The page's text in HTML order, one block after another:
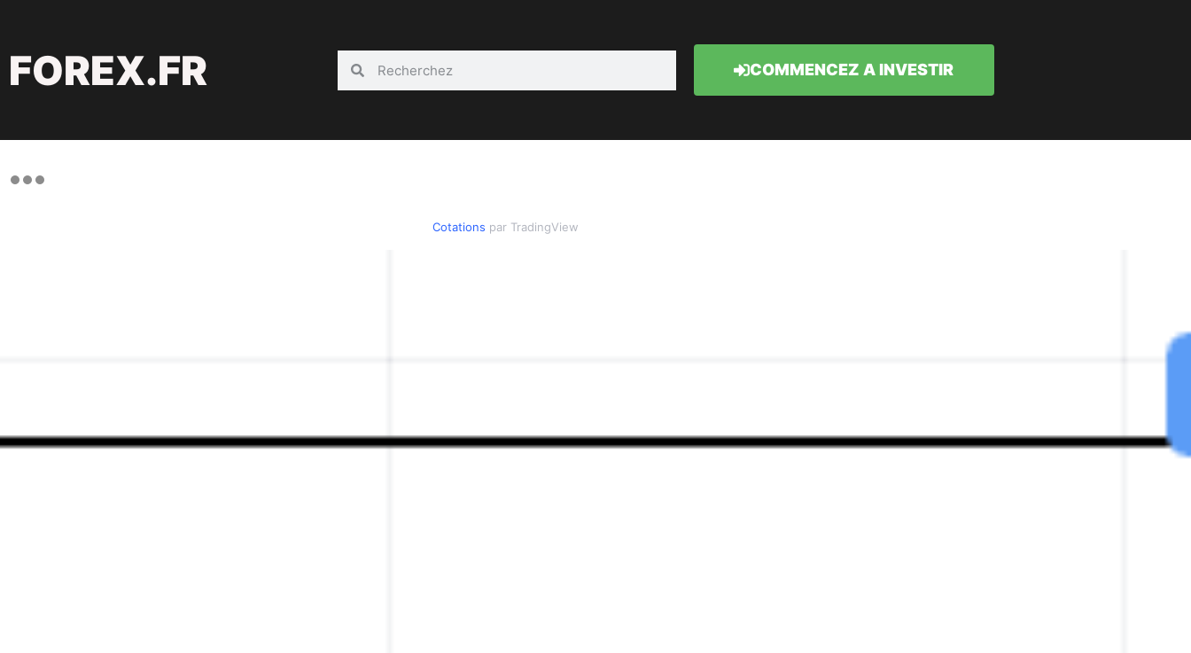
FOREX.FR COMMENCEZ A INVESTIR
Cotations par TradingView